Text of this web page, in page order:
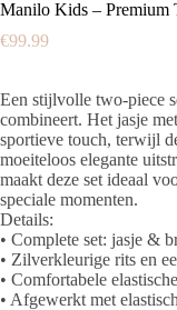
Manilo Kids – Premium
€99.99
Een stijlvolle two-piece
combineert. Het jasje
sportieve touch, terwijl
moeiteloos elegante
maakt deze set ideaal
speciale momenten.
Details:
• Complete set: jasje &
• Zilverkleurige rits en
• Comfortabele
• Afgewerkt met